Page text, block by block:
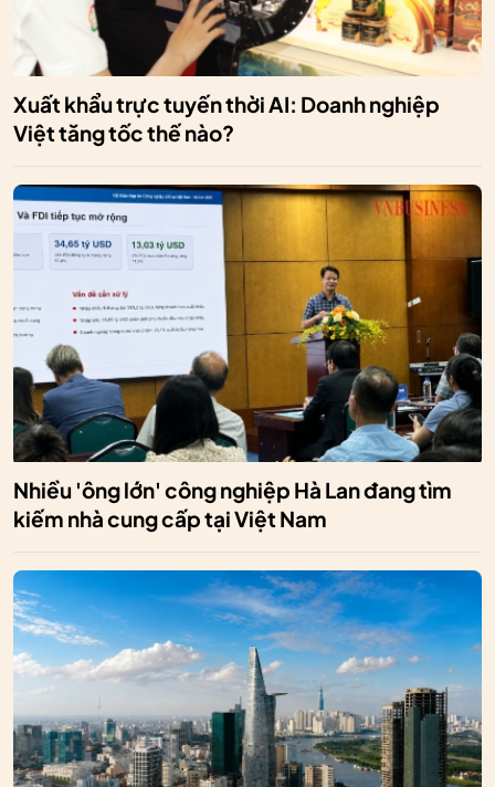
Xuất khẩu trực tuyến thời AI: Doanh nghiệp
Việt tăng tốc thế nào?
Nhiều 'ông lớn' công nghiệp Hà Lan đang tìm
kiếm nhà cung cấp tại Việt Nam